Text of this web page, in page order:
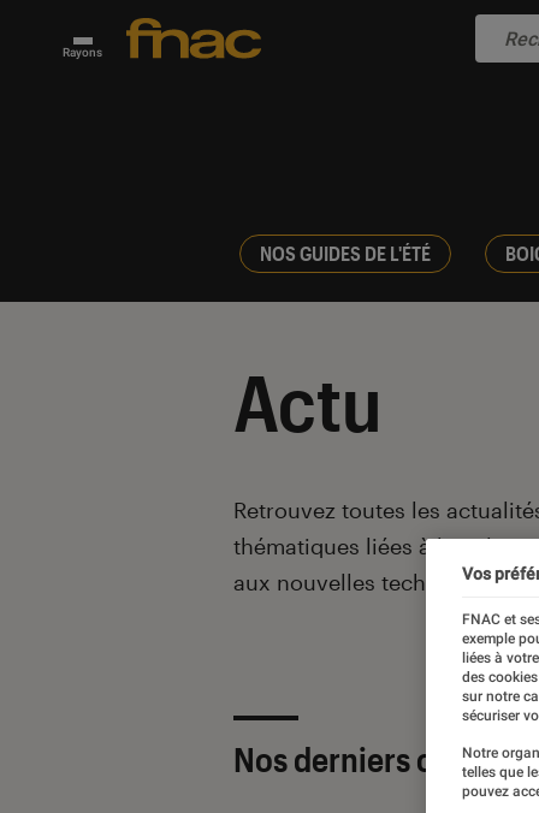
Rayons
NOS GUIDES DE L'ÉTÉ
Actu
Introduction
Retrouvez toutes les
thématiques liées à la
aux nouvelles technologies.
Nos derniers
Vos
FNAC et
exemple
liées à
des
sur notre
sécuriser
Notre
telles que
pouvez